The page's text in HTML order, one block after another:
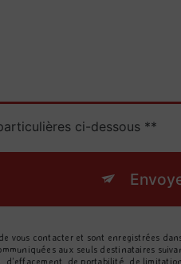
ci-dessous **
vous contacter et sont enregistrées
aux seuls destinataires